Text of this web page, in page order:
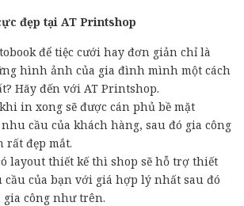
đẹp tại AT Printshop
để tiệc cưới hay đơn giản chỉ là
hình ảnh của gia đình mình một cách
Hãy đến với AT Printshop.
in xong sẽ được cán phủ bề mặt
cầu của khách hàng, sau đó gia công
rất đẹp mắt.
layout thiết kế thì shop sẽ hỗ trợ thiết
cầu của bạn với giá hợp lý nhất sau đó
công như trên.